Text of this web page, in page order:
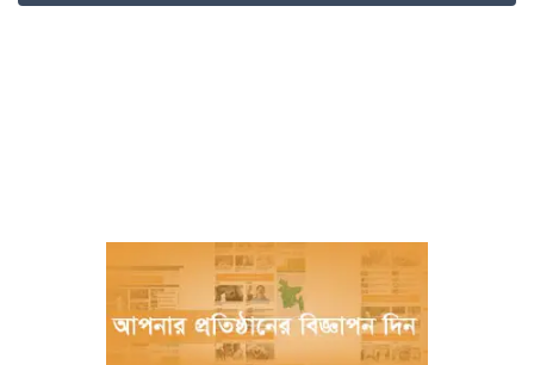
নওগাঁয় পানিতে ডুবে নবদম্পতির মৃত্যু, শয়ন ঘর
ম্যানিলায় চীন-আসিয়ান পররাষ্ট্রমন্ত্রীদের বৈঠক
‎চট্টগ্রামে প্রথমবারের মতো অনুষ্ঠিত হলো